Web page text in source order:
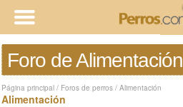
Foro de Alimentación
Página principal / Foros de perros / Alimentación
Alimentación